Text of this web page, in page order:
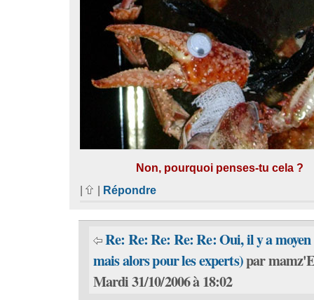
Non, pourquoi penses-tu cela ?
Répondre
Re: Re: Re: Re: Re: Oui, il y a
mais alors pour les experts)par
Mardi 31/10/2006 à 18:02